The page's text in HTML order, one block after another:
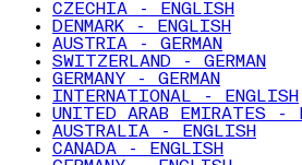
CZECHIA - ENGLISH
DENMARK - ENGLISH
AUSTRIA - GERMAN
SWITZERLAND - GERMAN
GERMANY - GERMAN
INTERNATIONAL - ENGLISH
UNITED ARAB EMIRATES -
AUSTRALIA - ENGLISH
CANADA - ENGLISH